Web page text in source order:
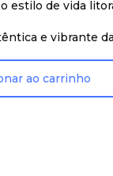
estilo de vida
e vibrante
ao carrinho